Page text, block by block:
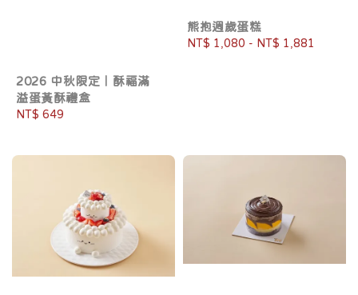
2026 中秋限定｜酥福滿
溢蛋黃酥禮盒
Regular
NT$ 649
熊抱週歲蛋糕
Regular
NT$ 1,080 - NT$ 1,881